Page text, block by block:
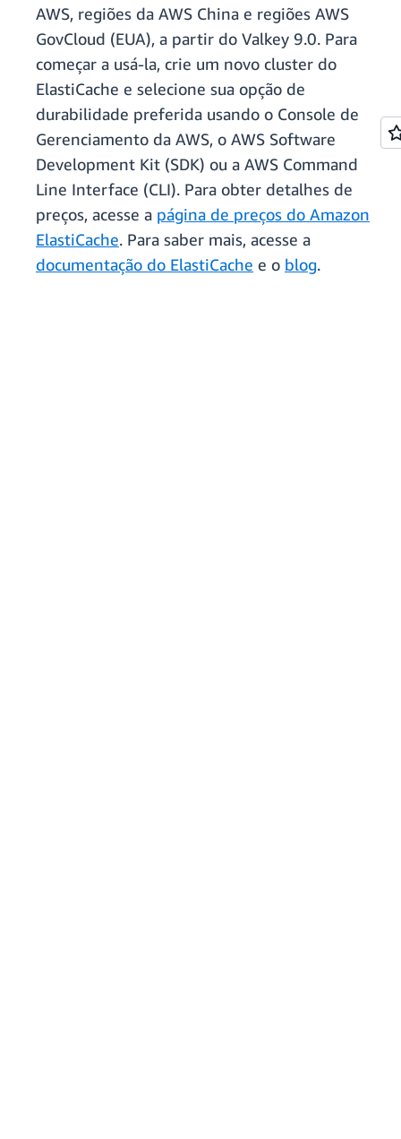
AWS, regiões da AWS China e regiões AWS
GovCloud (EUA), a partir do Valkey 9.0. Para
começar a usá-la, crie um novo cluster do
ElastiCache e selecione sua opção de
durabilidade preferida usando o Console de
Gerenciamento da AWS, o AWS Software
Development Kit (SDK) ou a AWS Command
Line Interface (CLI). Para obter detalhes de
preços, acesse a página de preços do Amazon
ElastiCache. Para saber mais, acesse a
documentação do ElastiCache e o blog.